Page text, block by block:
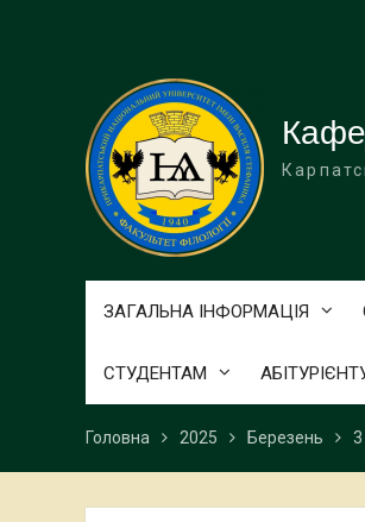
ЗАГАЛЬНА ІНФОРМАЦІЯ
СТУДЕНТАМ
Головна 2025 Березень 3